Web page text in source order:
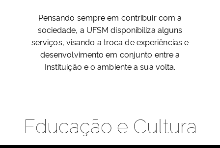
Ministério da Educação
Ministério da Cidadania
Ministério da Ciência, Tecnologia, Inovações e Comunicações
Pensando sempre em contribuir com a
sociedade, a UFSM disponibiliza alguns
serviços, visando a troca de experiências e
desenvolvimento em conjunto entre a
Instituição e o ambiente a sua volta.
Educação e Cultura